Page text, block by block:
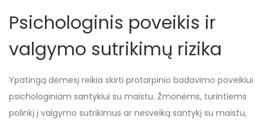
Psichologinis poveikis ir
valgymo sutrikimų rizika
Ypatingą dėmesį reikia skirti protarpinio badavimo poveikiui
psichologiniam santykiui su maistu. Žmonėms, turintiems
polinkį į valgymo sutrikimus ar nesveiką santykį su maistu,